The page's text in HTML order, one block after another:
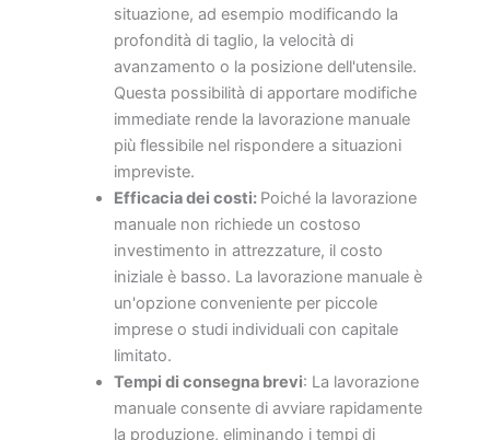
situazione, ad esempio modificando la
profondità di taglio, la velocità di
avanzamento o la posizione dell'utensile.
Questa possibilità di apportare modifiche
immediate rende la lavorazione manuale
più flessibile nel rispondere a situazioni
impreviste.
Efficacia dei costi: Poiché la lavorazione
manuale non richiede un costoso
investimento in attrezzature, il costo
iniziale è basso. La lavorazione manuale è
un'opzione conveniente per piccole
imprese o studi individuali con capitale
limitato.
Tempi di consegna brevi: La lavorazione
manuale consente di avviare rapidamente
la produzione, eliminando i tempi di